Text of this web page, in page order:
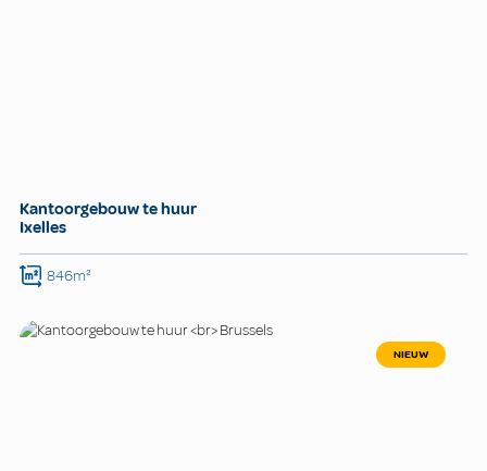
Kantoorgebouw te huur
Ixelles
846m²
NIEUW